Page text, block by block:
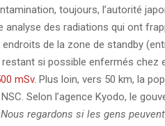
toujours, l’autorité
analyse des radiations qui ont
de la zone de standby
si possible enfermés chez
mSv. Plus loin, vers 50 km, la
Selon l’agence Kyodo, le
regardons si les gens